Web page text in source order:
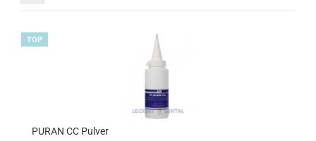
TOP
PURAN CC Pulver